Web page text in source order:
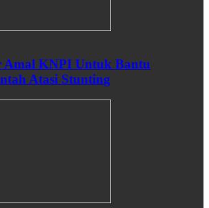
Amal KNPI Untuk Bantu
Atasi Stunting